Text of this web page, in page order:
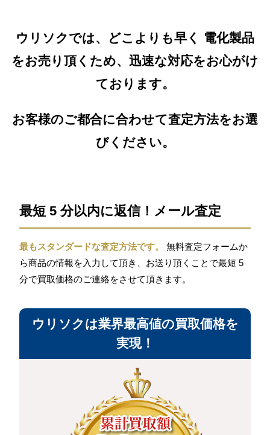
ウリソクでは、どこよりも早く 電化製品
をお売り頂くため、迅速な対応をお心がけ
ております。
お客様のご都合に合わせて査定方法をお選
びください。
最短 5 分以内に返信！メール査定
最もスタンダードな査定方法です。
無料査定フォームか
ら商品の情報を入力して頂き、お送り頂くことで最短 5
分で買取価格のご連絡をさせて頂きます。
ウリソクは業界最高値の買取価格を
実現！